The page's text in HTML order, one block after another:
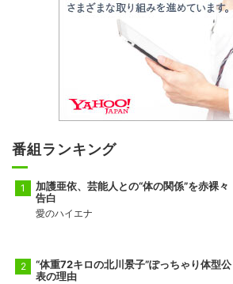
番組ランキング
加護亜依、芸能人との“体の関係”を赤裸々
告白
愛のハイエナ
“体重72キロの北川景子”ぽっちゃり体型公
表の理由